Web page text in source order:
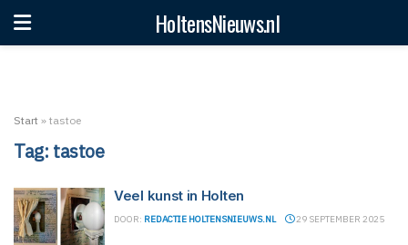
HoltensNieuws.nl
Start » tastoe
Tag: tastoe
Veel kunst in Holten
DOOR: REDACTIE HOLTENSNIEUWS.NL 29 SEPTEMBER 2025